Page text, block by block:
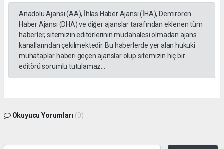
Anadolu Ajansı (AA), İhlas Haber Ajansı (İHA), Demirören
Haber Ajansı (DHA) ve diğer ajanslar tarafından eklenen tüm
haberler, sitemizin editörlerinin müdahalesi olmadan ajans
kanallarından çekilmektedir. Bu haberlerde yer alan hukuki
muhataplar haberi geçen ajanslar olup sitemizin hiç bir
editörü sorumlu tutulamaz...
Okuyucu Yorumları (0)